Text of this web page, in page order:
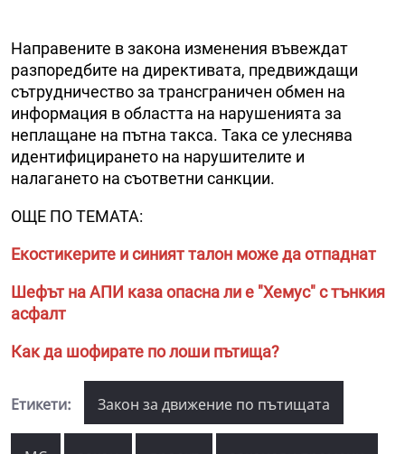
Направените в закона изменения въвеждат
разпоредбите на директивата, предвиждащи
сътрудничество за трансграничен обмен на
информация в областта на нарушенията за
неплащане на пътна такса. Така се улеснява
идентифицирането на нарушителите и
налагането на съответни санкции.
ОЩЕ ПО ТЕМАТА:
Екостикерите и синият талон може да отпаднат
Шефът на АПИ каза опасна ли е "Хемус" с тънкия
асфалт
Как да шофирате по лоши пътища?
Етикети: Закон за движение по пътищата